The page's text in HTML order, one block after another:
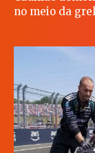
no meio da